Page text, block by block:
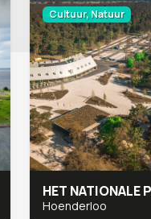
Cultuur, Natuur
Hoenderloo